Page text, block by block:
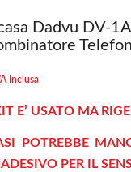
Dadvu DV-
Inclusa
E’ USATO MA
POTREBBE
PER IL